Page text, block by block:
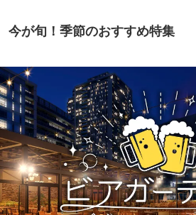
今が旬！季節のおすすめ特集